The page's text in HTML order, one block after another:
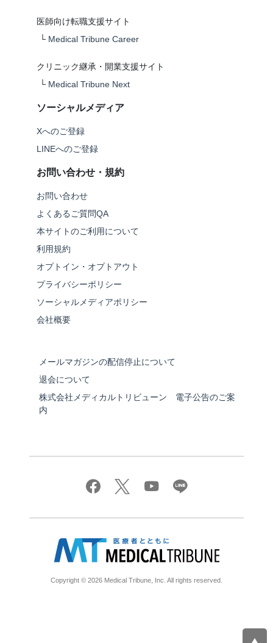
医師向け転職支援サイト
└ Medical Tribune Career
クリニック継承・開業支援サイト
└ Medical Tribune Next
ソーシャルメディア
Xへのご登録
LINEへのご登録
お問い合わせ・規約
お問い合わせ
よくあるご質問QA
本サイトのご利用について
利用規約
オプトイン・オプトアウト
プライバシーポリシー
ソーシャルメディアポリシー
会社概要
メールマガジンの配信停止について
退会について
株式会社メディカルトリビューン 電子公告のご案
内
Copyright © 2026 Medical Tribune, Inc. All rights reserved.